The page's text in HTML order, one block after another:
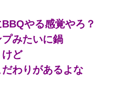
やる感覚やろ？
みたいに鍋
ど
わりがあるよな